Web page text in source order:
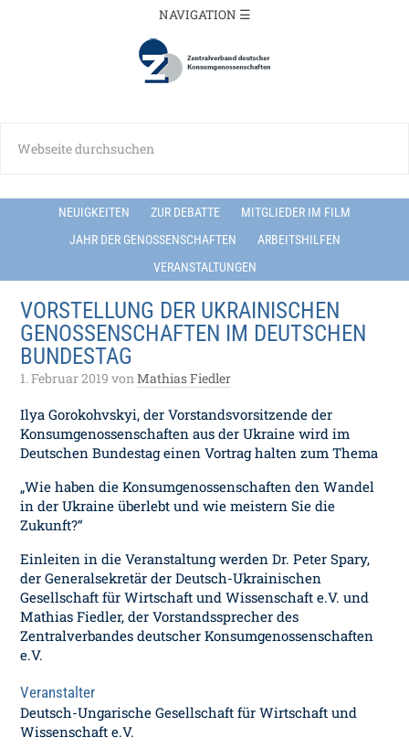
NEUIGKEITEN ZUR DEBATTE
MITGLIEDER IM FILM
JAHR DER GENOSSENSCHAFTEN
ARBEITSHILFEN
VERANSTALTUNGEN
VORSTELLUNG DER UKRAINISCHEN
GENOSSENSCHAFTEN IM DEUTSCHEN
BUNDESTAG
1. Februar 2019 vonMathias Fiedler
Ilya Gorokohvskyi, der Vorstandsvorsitzende der
Konsumgenossenschaften aus der Ukraine wird im
Deutschen Bundestag einen Vortrag halten zum Thema
„Wie haben die Konsumgenossenschaften den Wandel
in der Ukraine überlebt und wie meistern Sie die
Zukunft?“
Einleiten in die Veranstaltung werden Dr. Peter Spary,
der Generalsekretär der Deutsch-Ukrainischen
Gesellschaft für Wirtschaft und Wissenschaft e.V. und
Mathias Fiedler, der Vorstandssprecher des
Zentralverbandes deutscher Konsumgenossenschaften
e.V.
Veranstalter
Deutsch-Ungarische Gesellschaft für Wirtschaft und
Wissenschaft e.V.